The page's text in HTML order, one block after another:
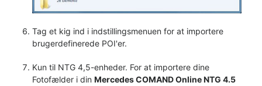
Tag et kig ind i indstillingsmenuen for at importere
brugerdefinerede POI'er.
Kun til NTG 4,5-enheder. For at importere dine
Fotofælder i din Mercedes COMAND Online NTG 4.5